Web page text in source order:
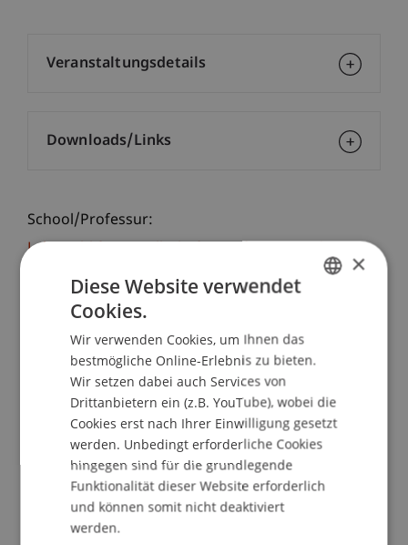
School/Professur:
Lehrstuhl für Gesellschafts-, Stiftungs- und
Der Treuhänder ist Dreh- und Angelpunkt für
ausländische Investitionen im Fürstentum
Liechtenstein. Schon angesichts der Höhe des im
Fürstentum verwalteten Vermögens ist die Frage
der Haftung und Versicherung des Treuhänders
von besonderem wirtschaftlichen Gewicht.
Haftungs- und Versicherungsfragen sind
Gegenstand jüngerer liechtensteinischer
Rechtsprechung und werden nicht zuletzt durch
ausländisches Steuerrecht sowie durch
Veranstaltungsdetails
Downloads/Links
×
Diese Website verwendet
Cookies.
Wir verwenden Cookies, um Ihnen das
bestmögliche Online-Erlebnis zu bieten.
Wir setzen dabei auch Services von
Drittanbietern ein (z.B. YouTube), wobei die
Cookies erst nach Ihrer Einwilligung gesetzt
werden. Unbedingt erforderliche Cookies
hingegen sind für die grundlegende
Funktionalität dieser Website erforderlich
und können somit nicht deaktiviert
werden.